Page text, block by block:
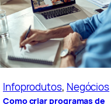
Infoprodutos, Negócios
Como criar programas de